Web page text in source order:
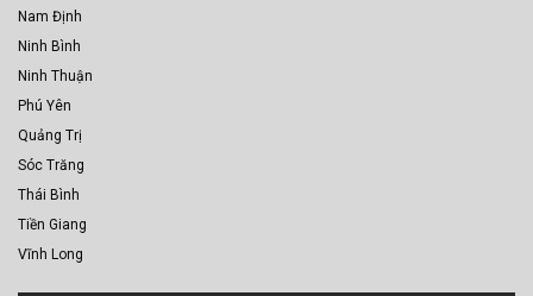
Nam Định
Ninh Bình
Ninh Thuận
Phú Yên
Quảng Trị
Sóc Trăng
Thái Bình
Tiền Giang
Vĩnh Long